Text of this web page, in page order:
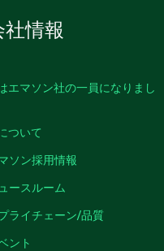
社情報
エマソン社の一員になりまし
ついて
ソン採用情報
ースルーム
ライチェーン/品質
ント